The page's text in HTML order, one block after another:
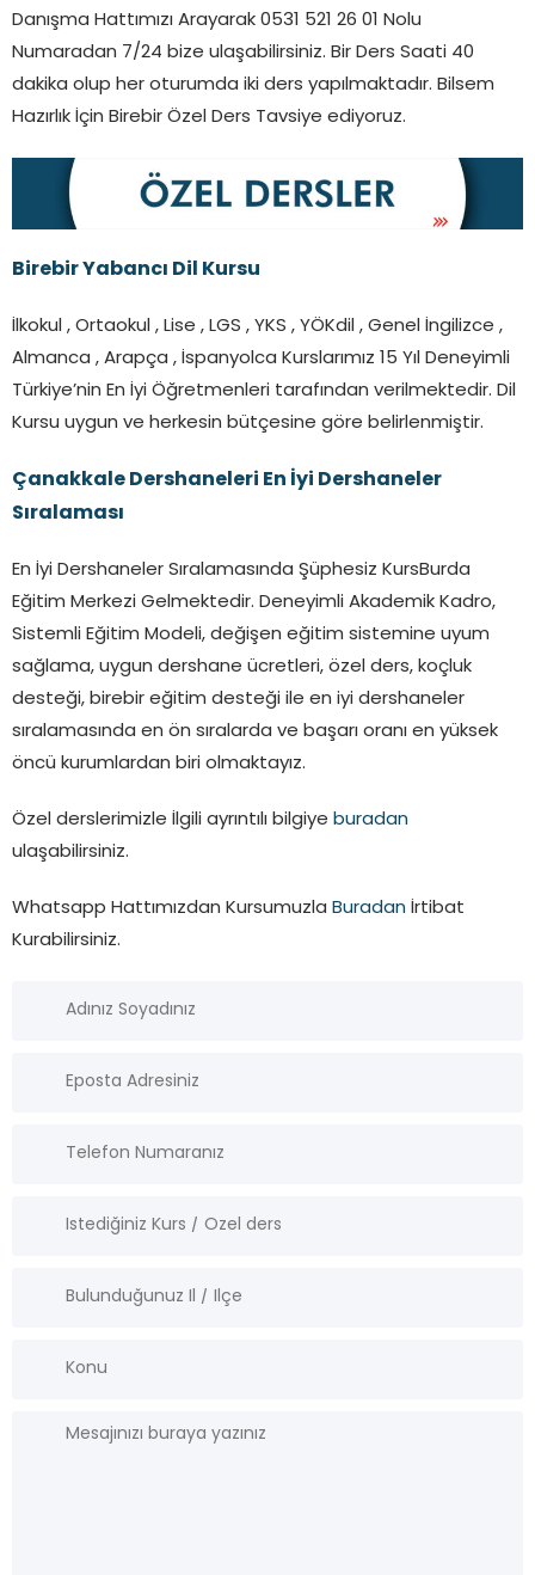
Danışma Hattımızı Arayarak 0531 521 26 01 Nolu
Numaradan 7/24 bize ulaşabilirsiniz. Bir Ders Saati 40
dakika olup her oturumda iki ders yapılmaktadır. Bilsem
Hazırlık İçin Birebir Özel Ders Tavsiye ediyoruz.
Birebir Yabancı Dil Kursu
İlkokul , Ortaokul , Lise , LGS , YKS , YÖKdil , Genel İngilizce ,
Almanca , Arapça , İspanyolca Kurslarımız 15 Yıl Deneyimli
Türkiye’nin En İyi Öğretmenleri tarafından verilmektedir. Dil
Kursu uygun ve herkesin bütçesine göre belirlenmiştir.
Çanakkale Dershaneleri En İyi Dershaneler
Sıralaması
En İyi Dershaneler Sıralamasında Şüphesiz KursBurda
Eğitim Merkezi Gelmektedir. Deneyimli Akademik Kadro,
Sistemli Eğitim Modeli, değişen eğitim sistemine uyum
sağlama, uygun dershane ücretleri, özel ders, koçluk
desteği, birebir eğitim desteği ile en iyi dershaneler
sıralamasında en ön sıralarda ve başarı oranı en yüksek
öncü kurumlardan biri olmaktayız.
Özel derslerimizle İlgili ayrıntılı bilgiye buradan
ulaşabilirsiniz.
Whatsapp Hattımızdan Kursumuzla Buradan İrtibat
Kurabilirsiniz.